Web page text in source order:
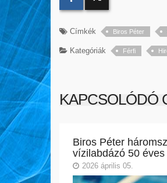
Címkék Biros Péter
Kategóriák Férfi
KAPCSOLÓDÓ
Biros Péter
vízilabdázó 50
2026 április 05.